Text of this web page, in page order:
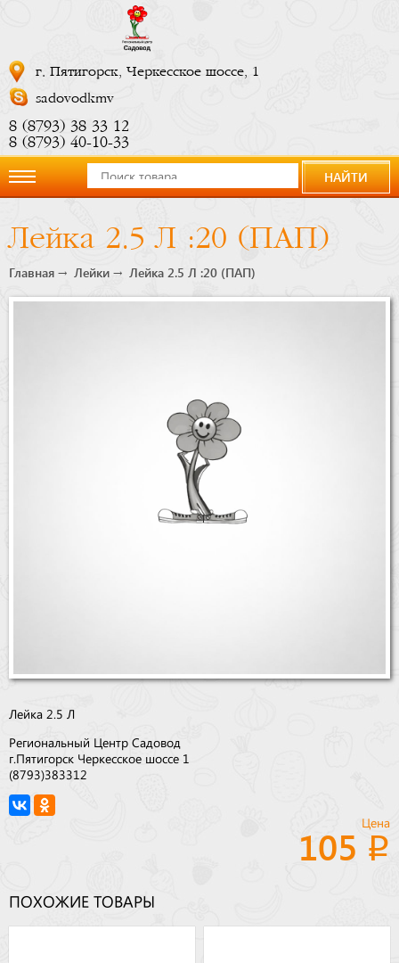
г. Пятигорск, Черкесское шоссе, 1
sadovodkmv
8 (8793) 38 33 12
8 (8793) 40-10-33
компании
Новости
НАЙТИ
Лейка 2.5 Л :20 (ПАП)
Главная Лейки Лейка 2.5 Л :20 (ПАП)
Лейка 2.5 Л
Региональный Центр Садовод
г.Пятигорск Черкесское шоссе 1
(8793)383312
Цена
105
ПОХОЖИЕ ТОВАРЫ